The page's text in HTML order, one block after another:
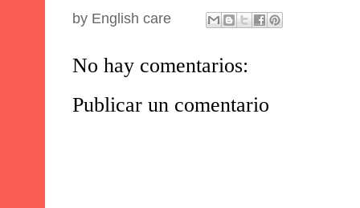
by English care
No hay comentarios:
Publicar un comentario